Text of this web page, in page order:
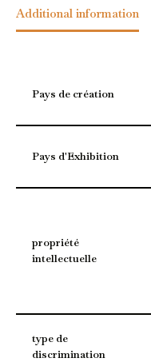
Additional information
Pays de création
Pays d'Exhibition
propriété
intellectuelle
type de
discrimination